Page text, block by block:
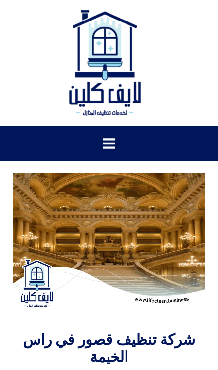
شركة تنظيف قصور في راس
الخيمة